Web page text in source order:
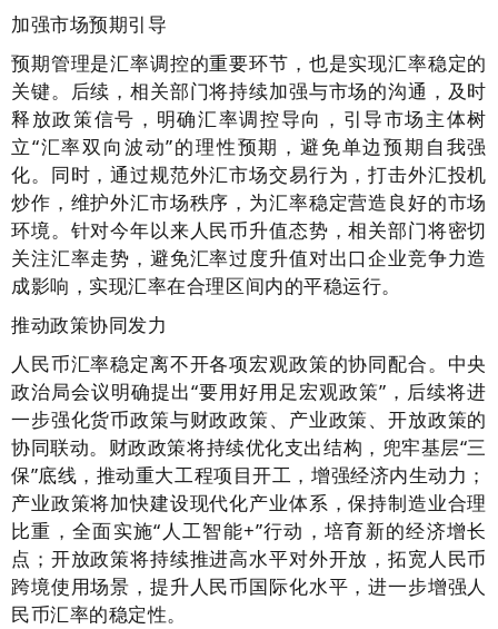
加强市场预期引导
预期管理是汇率调控的重要环节，也是实现汇率稳定的
关键。后续，相关部门将持续加强与市场的沟通，及时
释放政策信号，明确汇率调控导向，引导市场主体树
立“汇率双向波动”的理性预期，避免单边预期自我强
化。同时，通过规范外汇市场交易行为，打击外汇投机
炒作，维护外汇市场秩序，为汇率稳定营造良好的市场
环境。针对今年以来人民币升值态势，相关部门将密切
关注汇率走势，避免汇率过度升值对出口企业竞争力造
成影响，实现汇率在合理区间内的平稳运行。
推动政策协同发力
人民币汇率稳定离不开各项宏观政策的协同配合。中央
政治局会议明确提出“要用好用足宏观政策”，后续将进
一步强化货币政策与财政政策、产业政策、开放政策的
协同联动。财政政策将持续优化支出结构，兜牢基层“三
保”底线，推动重大工程项目开工，增强经济内生动力；
产业政策将加快建设现代化产业体系，保持制造业合理
比重，全面实施“人工智能+”行动，培育新的经济增长
点；开放政策将持续推进高水平对外开放，拓宽人民币
跨境使用场景，提升人民币国际化水平，进一步增强人
民币汇率的稳定性。